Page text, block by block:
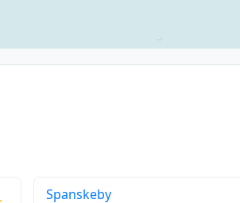
Spanskeby